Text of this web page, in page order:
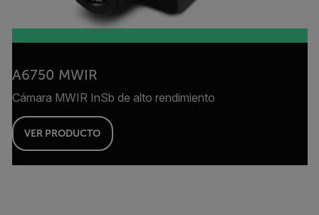
A6750 MWIR
Cámara MWIR InSb de alto rendimiento
VER PRODUCTO